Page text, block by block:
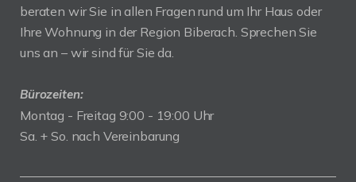
beraten wir Sie in allen Fragen rund um Ihr Haus oder
Ihre Wohnung in der Region Biberach. Sprechen Sie
uns an – wir sind für Sie da.
Bürozeiten:
Montag - Freitag 9:00 - 19:00 Uhr
Sa. + So. nach Vereinbarung